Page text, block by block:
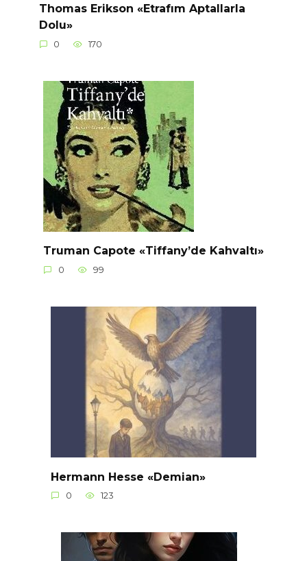
Thomas Erikson «Etrafım Aptallarla
Dolu»
0 170
Truman Capote «Tiffany’de Kahvaltı»
0 99
Hermann Hesse «Demian»
0 123